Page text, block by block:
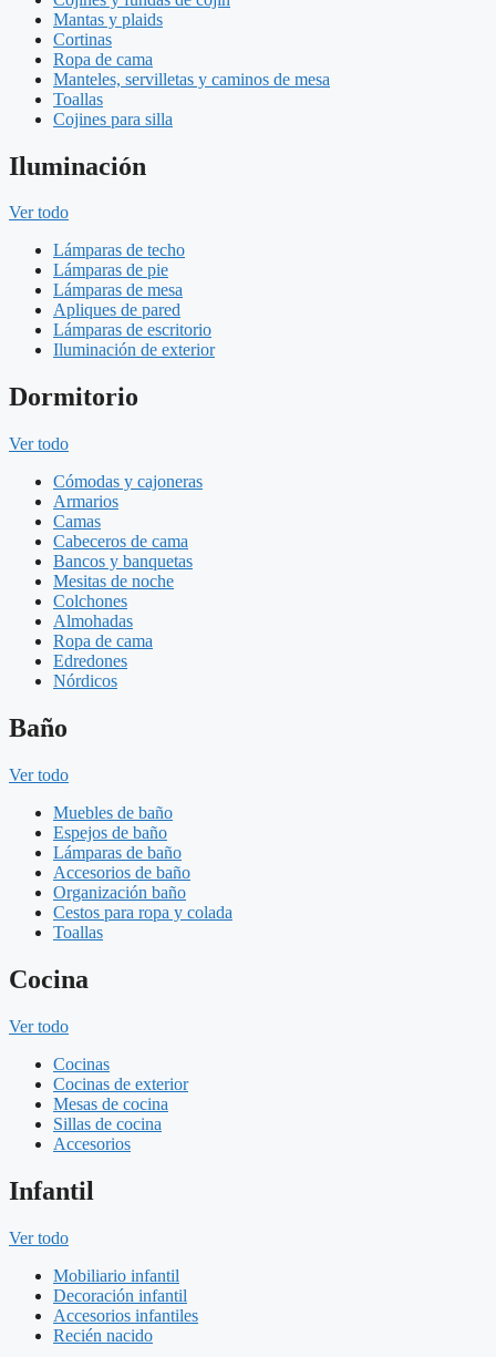
Mantas y plaids
Cortinas
Ropa de cama
Manteles, servilletas y caminos de mesa
Toallas
Cojines para silla
Iluminación
Ver todo
Lámparas de techo
Lámparas de pie
Lámparas de mesa
Apliques de pared
Lámparas de escritorio
Iluminación de exterior
Dormitorio
Ver todo
Cómodas y cajoneras
Armarios
Camas
Cabeceros de cama
Bancos y banquetas
Mesitas de noche
Colchones
Almohadas
Ropa de cama
Edredones
Nórdicos
Baño
Ver todo
Muebles de baño
Espejos de baño
Lámparas de baño
Accesorios de baño
Organización baño
Cestos para ropa y colada
Toallas
Cocina
Ver todo
Cocinas
Cocinas de exterior
Mesas de cocina
Sillas de cocina
Accesorios
Infantil
Ver todo
Mobiliario infantil
Decoración infantil
Accesorios infantiles
Recién nacido